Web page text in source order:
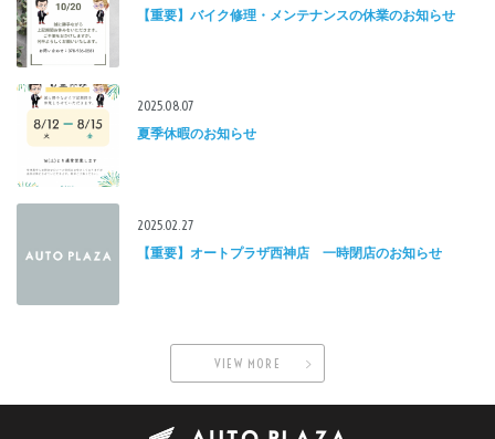
【重要】バイク修理・メンテナンスの休業のお知らせ
2025.08.07
夏季休暇のお知らせ
2025.02.27
【重要】オートプラザ西神店 一時閉店のお知らせ
VIEW MORE